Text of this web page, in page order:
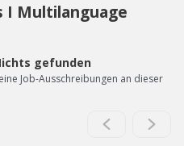
I Multilanguage
gefunden
Job-Ausschreibungen an dieser